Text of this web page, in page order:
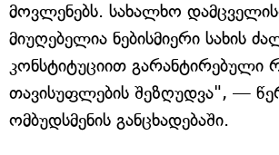
მოვლენებს. სახალხო
მიუღებელია ნებისმიერი სახის
კონსტიტუციით გარანტირებული
თავისუფლების შეზღუდვა", —
ომბუდსმენის განცხადებაში.